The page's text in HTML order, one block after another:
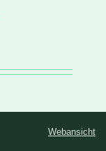
Webansicht